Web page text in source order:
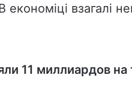
взагалі
11 миллиардов на